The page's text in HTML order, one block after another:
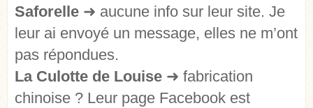
Saforelle ➜ aucune info sur leur site. Je
leur ai envoyé un message, elles ne m’ont
pas répondues.
La Culotte de Louise ➜ fabrication
chinoise ? Leur page Facebook est